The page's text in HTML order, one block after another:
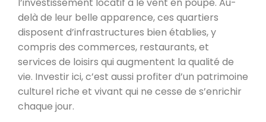
delà de leur belle apparence, ces quartiers
disposent d’infrastructures bien établies, y
compris des commerces, restaurants, et
services de loisirs qui augmentent la qualité de
vie. Investir ici, c’est aussi profiter d’un patrimoine
culturel riche et vivant qui ne cesse de s’enrichir
chaque jour.